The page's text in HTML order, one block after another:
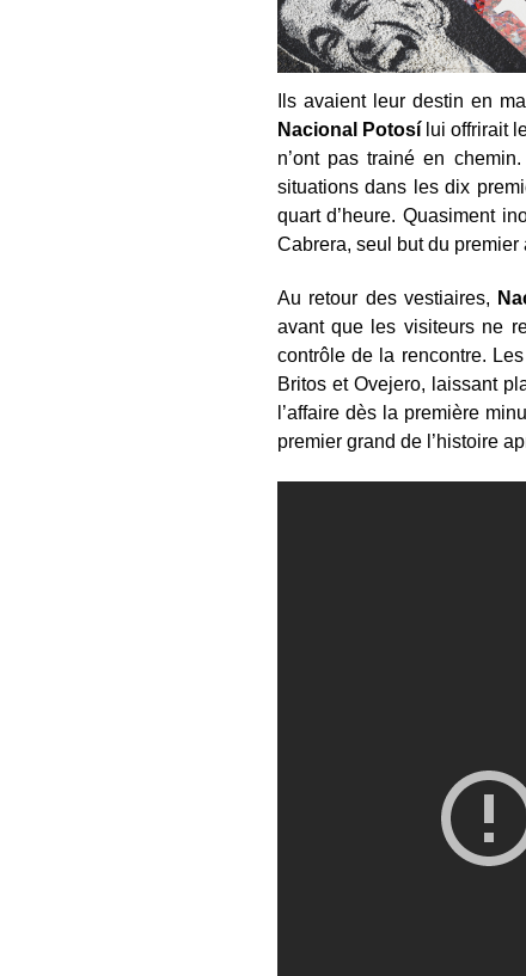
Ils avaient leur destin en
Nacional
Potosílui offrirait
n’ont pas trainé en
situations dans les dix
quart d’heure. Quasiment
Cabrera, seul but du premier
Au retour des vestiaires,
avant que les visiteurs ne
contrôle de la rencontre. Les
Britos et Ovejero, laissant
l’affaire dès la première
premier grand de l’histoire